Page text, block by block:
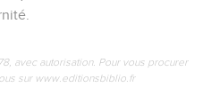
ses ressources, Je
Et ses fidèles